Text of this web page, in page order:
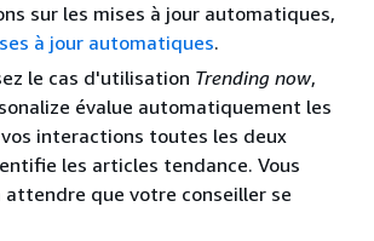
sur les mises à jour automatiques,
à jour automatiques.
le cas d'utilisation Trending now,
évalue automatiquement les
interactions toutes les deux
les articles tendance. Vous
attendre que votre conseiller se